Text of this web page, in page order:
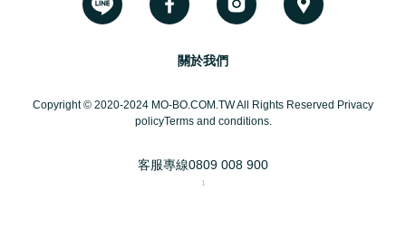
關於我們
Copyright © 2020-2024 MO-BO.COM.TW All Rights Reserved Privacy
policyTerms and conditions.
客服專線0809 008 900
1